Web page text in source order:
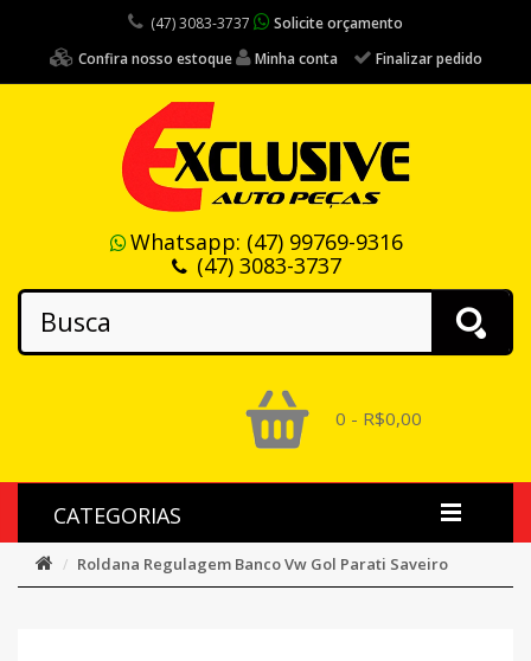
(47) 3083-3737
Solicite orçamento
Confira nosso estoque
Minha conta Finalizar pedido
Whatsapp: (47) 99769-9316
(47) 3083-3737
0 - R$0,00
CATEGORIAS
Roldana Regulagem Banco Vw Gol Parati Saveiro